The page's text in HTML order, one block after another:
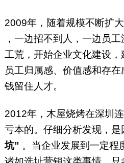
2009年，随着规模不断扩
，一边招不到人，一边员
工荒，开始企业文化建设
员工归属感、价值感和存
钱留住人才。
2012年，木屋烧烤在深圳
亏本的。仔细分析发现，是
坑” 。当企业发展到一定程